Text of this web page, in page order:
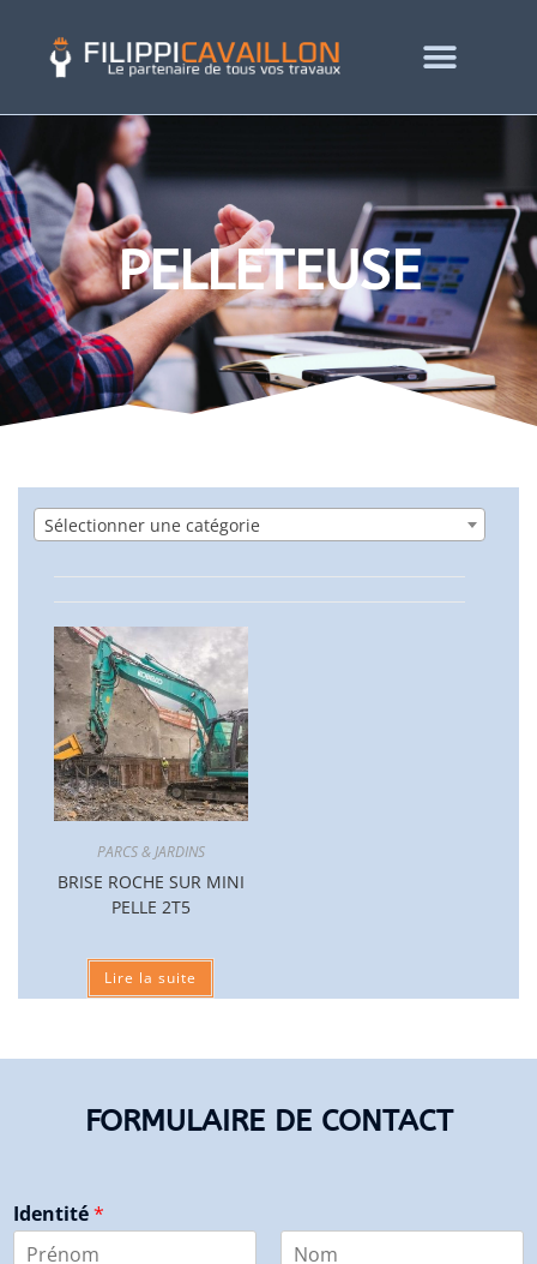
PELLETEUSE
Sélectionner une catégorie
PARCS & JARDINS
BRISE ROCHE SUR MINI
PELLE 2T5
Lire la suite
FORMULAIRE DE CONTACT
Identité*